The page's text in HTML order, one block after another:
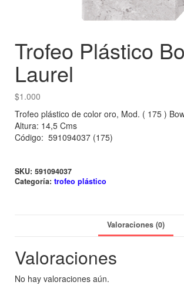
Trofeo Plástico
Laurel
$1.000
Trofeo plástico de color oro, Mod. ( 175 )
Altura: 14,5 Cms
Código: 591094037 (175)
SKU: 591094037
Categoría: trofeo plástico
Valoraciones (0)
Valoraciones
No hay valoraciones aún.